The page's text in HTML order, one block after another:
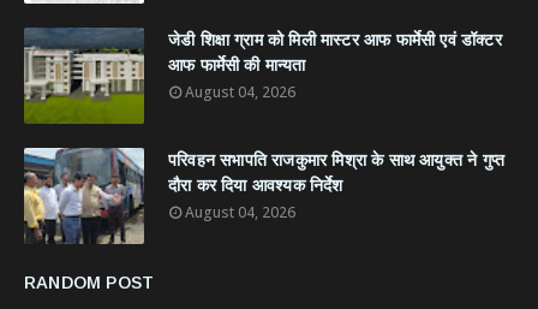
जेडी शिक्षा ग्राम को मिली मास्टर आफ फार्मेसी एवं डॉक्टर
आफ फार्मेसी की मान्यता
August 04, 2026
परिवहन सभापति राजकुमार मिश्रा के साथ आयुक्त ने गुप्त
दौरा कर दिया आवश्यक निर्देश
August 04, 2026
RANDOM POST